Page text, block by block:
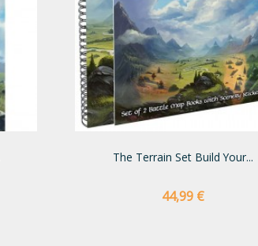
The Terrain Set Build Your...
Preço
44,99 €